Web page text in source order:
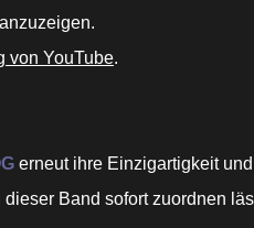
von YouTube.
erneut ihre Einzigartigkeit
Band sofort zuordnen